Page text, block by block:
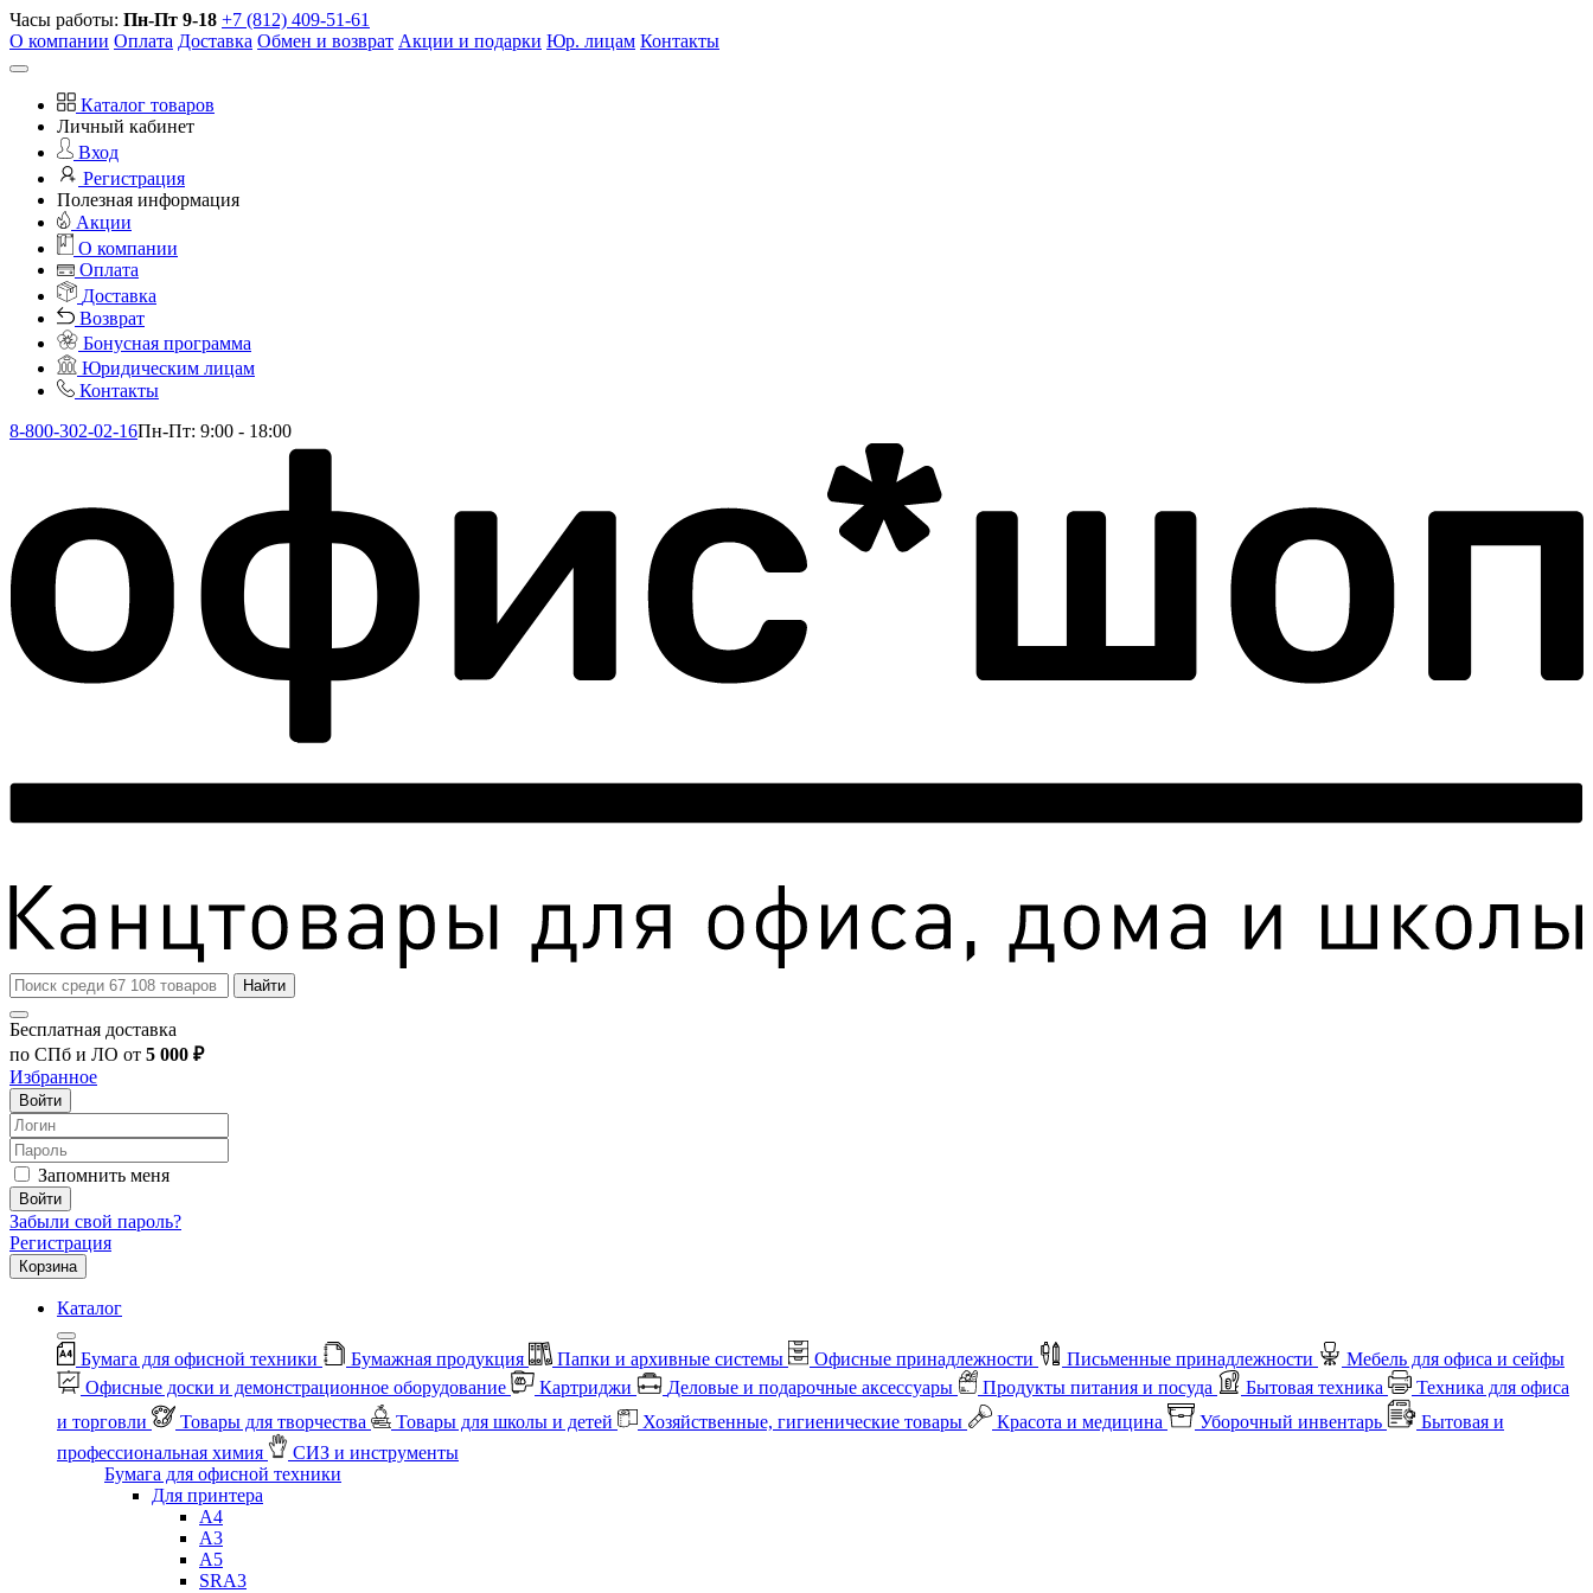
Часы работы: Пн-Пт 9-18 +7 (812) 409-51-61
О компании Оплата Доставка Обмен и возврат Акции и подарки Юр. лицам Контакты
Каталог товаров
Личный кабинет
Вход
Регистрация
Полезная информация
Акции
О компании
Оплата
Доставка
Возврат
Бонусная программа
Юридическим лицам
Контакты
8-800-302-02-16Пн-Пт: 9:00 - 18:00
Найти
Бесплатная доставка
по СПб и ЛО от 5 000 ₽
Избранное
Войти
Запомнить меня
Войти
Забыли свой пароль?
Регистрация
Корзина
Каталог
Бумага для офисной техники Бумажная продукция Папки и архивные системы Офисные принадлежности Письменные принадлежности
Мебель для офиса и сейфы
Офисные доски и демонстрационное оборудование
Картриджи Деловые и подарочные аксессуары Продукты питания и посуда Бытовая техника
Техника для офиса
и торговли
Товары для творчества Товары для школы и детей Хозяйственные, гигиенические товары Красота и медицина Уборочный инвентарь
Бытовая и
профессиональная химия
СИЗ и инструменты
Бумага для офисной техники
Для принтера
А4
А3
А5
SRA3